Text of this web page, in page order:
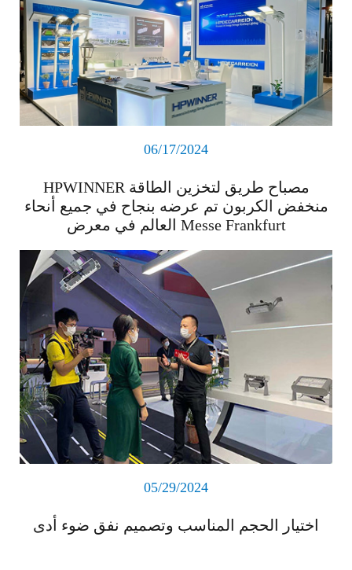
06/17/2024
HPWINNER مصباح طريق لتخزين الطاقة
منخفض الكربون تم عرضه بنجاح في جميع أنحاء
العالم في معرض Messe Frankfurtاقرأ المزيد
05/29/2024
اختيار الحجم المناسب وتصميم نفق ضوء أدى